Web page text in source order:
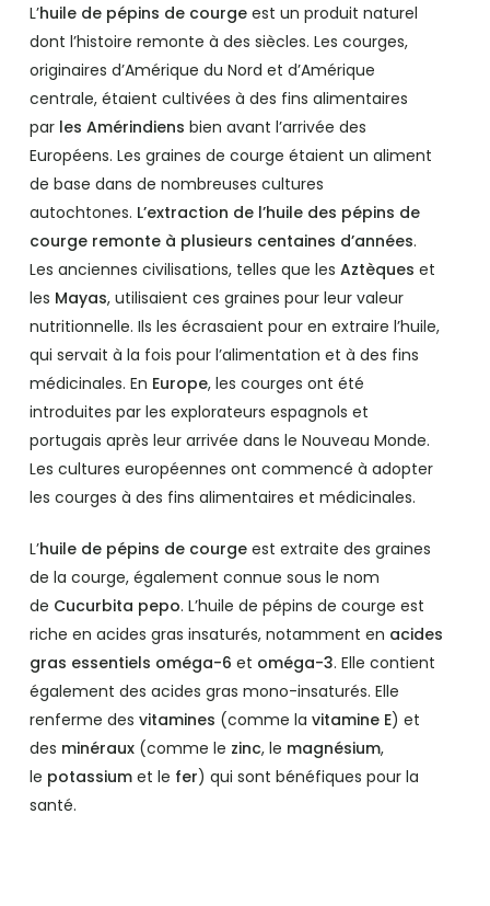
L’huile de pépins de courgeest un produit naturel
dont l’histoire remonte à des siècles. Les courges,
originaires d’Amérique du Nord et d’Amérique
centrale, étaient cultivées à des fins alimentaires
par les Amérindiens bien avant l’arrivée des
Européens. Les graines de courge étaient un aliment
de base dans de nombreuses cultures
autochtones. L’extraction de l’huile des pépins de
courge remonte à plusieurs centaines d’années.
Les anciennes civilisations, telles que les Aztèques et
les Mayas, utilisaient ces graines pour leur valeur
nutritionnelle. Ils les écrasaient pour en extraire l’huile,
qui servait à la fois pour l’alimentation et à des fins
médicinales. En Europe, les courges ont été
introduites par les explorateurs espagnols et
portugais après leur arrivée dans le Nouveau Monde.
Les cultures européennes ont commencé à adopter
les courges à des fins alimentaires et médicinales.
L’huile de pépins de courgeest extraite des graines
de la courge, également connue sous le nom
de Cucurbita pepo. L’huile de pépins de courge est
riche en acides gras insaturés, notamment en acides
gras essentiels oméga-6 et oméga-3. Elle contient
également des acides gras mono-insaturés. Elle
renferme des vitamines (comme la vitamine E) et
des minéraux(comme le zinc, le magnésium,
le potassiumet le fer) qui sont bénéfiques pour la
santé.